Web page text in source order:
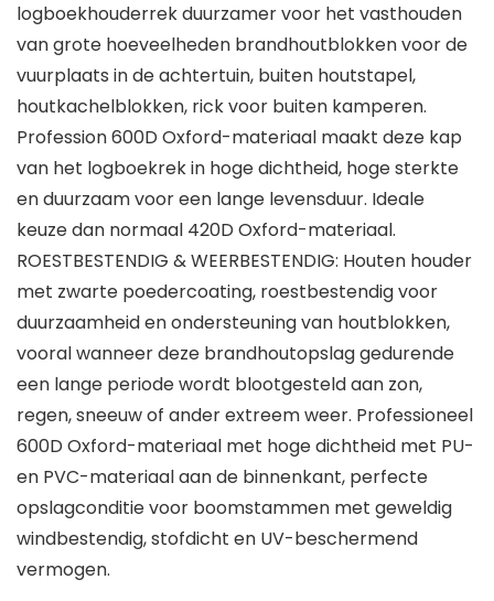
logboekhouderrek duurzamer voor het vasthouden
van grote hoeveelheden brandhoutblokken voor de
vuurplaats in de achtertuin, buiten houtstapel,
houtkachelblokken, rick voor buiten kamperen.
Profession 600D Oxford-materiaal maakt deze kap
van het logboekrek in hoge dichtheid, hoge sterkte
en duurzaam voor een lange levensduur. Ideale
keuze dan normaal 420D Oxford-materiaal.
ROESTBESTENDIG & WEERBESTENDIG: Houten houder
met zwarte poedercoating, roestbestendig voor
duurzaamheid en ondersteuning van houtblokken,
vooral wanneer deze brandhoutopslag gedurende
een lange periode wordt blootgesteld aan zon,
regen, sneeuw of ander extreem weer. Professioneel
600D Oxford-materiaal met hoge dichtheid met PU-
en PVC-materiaal aan de binnenkant, perfecte
opslagconditie voor boomstammen met geweldig
windbestendig, stofdicht en UV-beschermend
vermogen.